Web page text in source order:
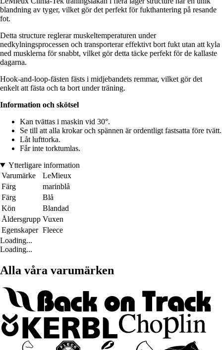
blandning av tyger, vilket gör det perfekt för fukthantering på resande
fot.
Detta structure reglerar muskeltemperaturen under
nedkylningsprocessen och transporterar effektivt bort fukt utan att kyla
ned musklerna för snabbt, vilket gör detta täcke perfekt för de kallaste
dagarna.
Hook-and-loop-fästen fästs i midjebandets remmar, vilket gör det
enkelt att fästa och ta bort under träning.
Information och skötsel
Kan tvättas i maskin vid 30°.
Se till att alla krokar och spännen är ordentligt fastsatta före tvätt.
Låt lufttorka.
Får inte torktumlas.
Ytterligare information
Varumärke
LeMieux
Färg
marinblå
Färg
Blå
Kön
Blandad
Åldersgrupp Vuxen
Egenskaper Fleece
Loading...
Loading...
Alla våra varumärken